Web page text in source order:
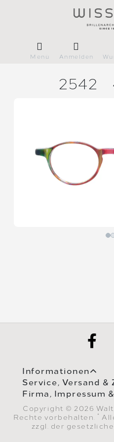
Menü Anmelden
2542
Informationen
Service, Versand &
Firma, Impressum
Copyright © 2026
Rechte vorbehalten.
*
zzgl. der